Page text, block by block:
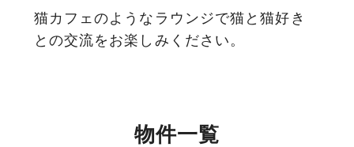
猫カフェのようなラウンジで猫と猫好き
との交流をお楽しみください。
物件一覧